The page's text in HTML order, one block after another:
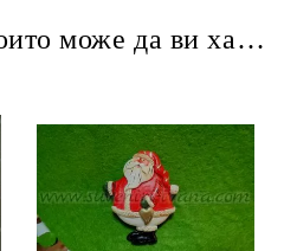
Други продукти, които може да ви харесат